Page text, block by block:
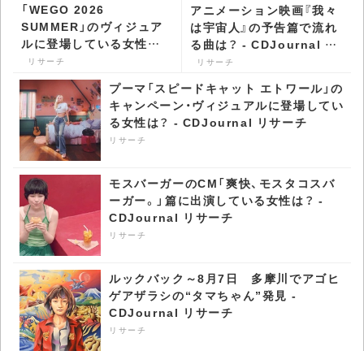
「WEGO 2026
SUMMER」のヴィジュア
ルに登場している女性は？
- CDJournal リサーチ
リサーチ
アニメーション映画『我々
は宇宙人』の予告篇で流れ
る曲は？ - CDJournal リ
サーチ
リサーチ
プーマ「スピードキャット エトワール」の
キャンペーン・ヴィジュアルに登場してい
る女性は？ - CDJournal リサーチ
リサーチ
モスバーガーのCM「爽快、モスタコスバ
ーガー。」篇に出演している女性は？ -
CDJournal リサーチ
リサーチ
ルックバック～8月7日 多摩川でアゴヒ
ゲアザラシの“タマちゃん”発見 -
CDJournal リサーチ
リサーチ